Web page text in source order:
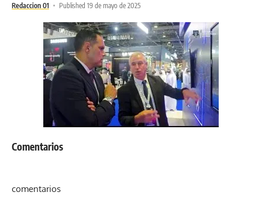
Redaccion 01 Published 19 de mayo de 2025
Comentarios
comentarios